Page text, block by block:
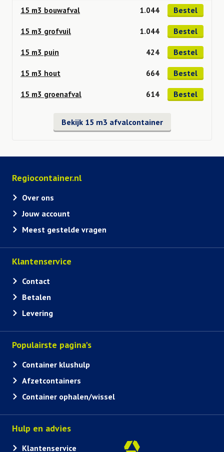
15 m3 bouwafval 1.044 Bestel
15 m3 grofvuil 1.044 Bestel
15 m3 puin 424 Bestel
15 m3 hout 664 Bestel
15 m3 groenafval 614 Bestel
Bekijk 15 m3 afvalcontainer
Regiocontainer.nl
Over ons
Jouw account
Meest gestelde vragen
Klantenservice
Contact
Betalen
Levering
Populairste pagina's
Container klushulp
Afzetcontainers
Container ophalen/wissel
Hulp en advies
Klantenservice